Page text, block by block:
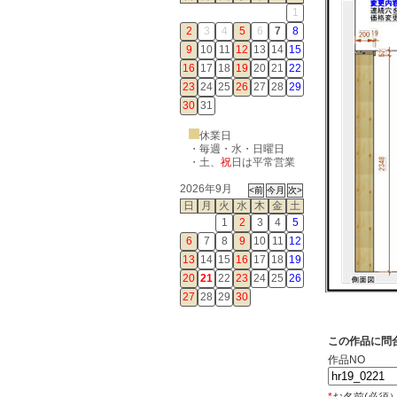
1
2
3 4 5 6 7
8
9
10 11 12 13 14 15
16 17 18 19 20 21 22
23 24 25 26 27 28 29
30 31
休業日
・毎週・水・日曜日
・ 土、 祝日は平常営業
2026年9月
日
月 火 水 木 金
土
1
2 3 4
5
6
7 8 9 10 11 12
13 14 15 16 17 18 19
20 21 22 23 24 25 26
27 28 29 30
この作品に問
作品NO